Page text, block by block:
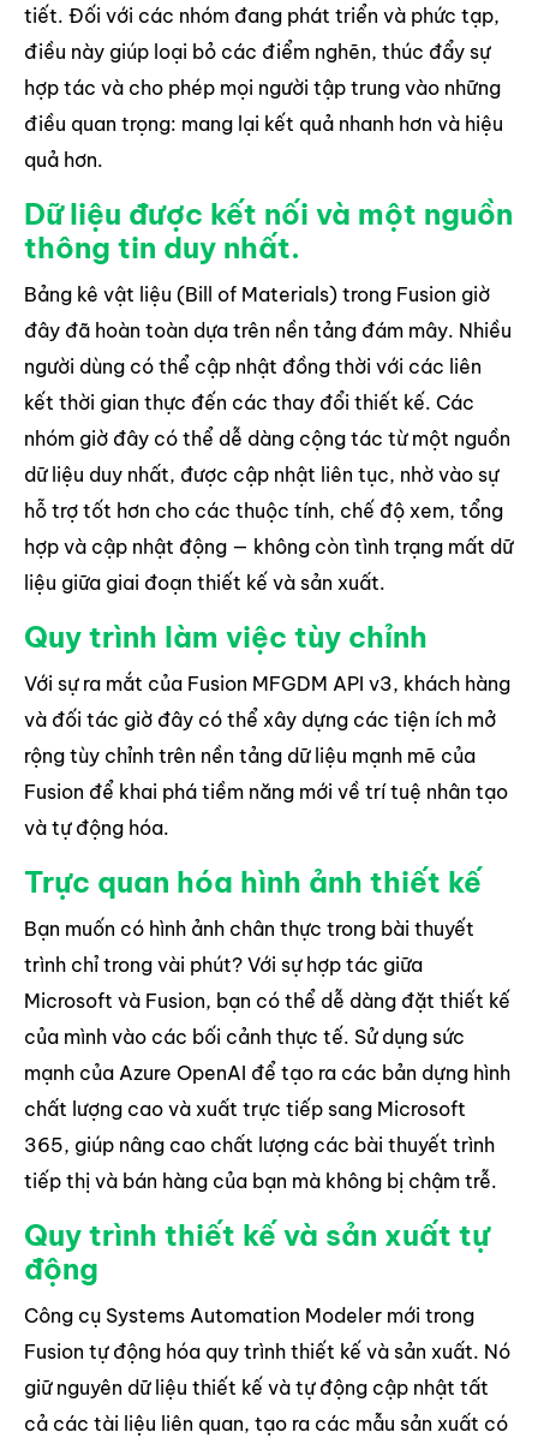
tiết. Đối với các nhóm đang phát triển và phức tạp,
điều này giúp loại bỏ các điểm nghẽn, thúc đẩy sự
hợp tác và cho phép mọi người tập trung vào những
điều quan trọng: mang lại kết quả nhanh hơn và hiệu
quả hơn.
Dữ liệu được kết nối và một nguồn
thông tin duy nhất.
Bảng kê vật liệu (Bill of Materials) trong Fusion giờ
đây đã hoàn toàn dựa trên nền tảng đám mây. Nhiều
người dùng có thể cập nhật đồng thời với các liên
kết thời gian thực đến các thay đổi thiết kế. Các
nhóm giờ đây có thể dễ dàng cộng tác từ một nguồn
dữ liệu duy nhất, được cập nhật liên tục, nhờ vào sự
hỗ trợ tốt hơn cho các thuộc tính, chế độ xem, tổng
hợp và cập nhật động — không còn tình trạng mất dữ
liệu giữa giai đoạn thiết kế và sản xuất.
Quy trình làm việc tùy chỉnh
Với sự ra mắt của Fusion MFGDM API v3, khách hàng
và đối tác giờ đây có thể xây dựng các tiện ích mở
rộng tùy chỉnh trên nền tảng dữ liệu mạnh mẽ của
Fusion để khai phá tiềm năng mới về trí tuệ nhân tạo
và tự động hóa.
Trực quan hóa hình ảnh thiết kế
Bạn muốn có hình ảnh chân thực trong bài thuyết
trình chỉ trong vài phút? Với sự hợp tác giữa
Microsoft và Fusion, bạn có thể dễ dàng đặt thiết kế
của mình vào các bối cảnh thực tế. Sử dụng sức
mạnh của Azure OpenAI để tạo ra các bản dựng hình
chất lượng cao và xuất trực tiếp sang Microsoft
365, giúp nâng cao chất lượng các bài thuyết trình
tiếp thị và bán hàng của bạn mà không bị chậm trễ.
Quy trình thiết kế và sản xuất tự
động
Công cụ Systems Automation Modeler mới trong
Fusion tự động hóa quy trình thiết kế và sản xuất. Nó
giữ nguyên dữ liệu thiết kế và tự động cập nhật tất
cả các tài liệu liên quan, tạo ra các mẫu sản xuất có